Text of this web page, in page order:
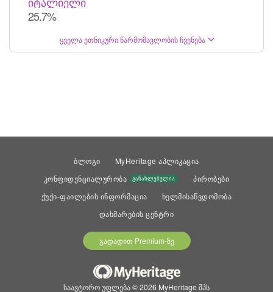
25.7%
ყველა ეთნიკური წარმომავლობის ჩვენება
ბლოგი
MyHeritage აპლიკაცია
კონფიდენციალურობა
განახლებულია
პირობები
ქუქი-ფაილების ინფორმაცია
ხელმისაწვდომობა
დახმარების ცენტრი
გადადით Premium-ზე
საავტორო უფლება © 2026 MyHeritage შპს